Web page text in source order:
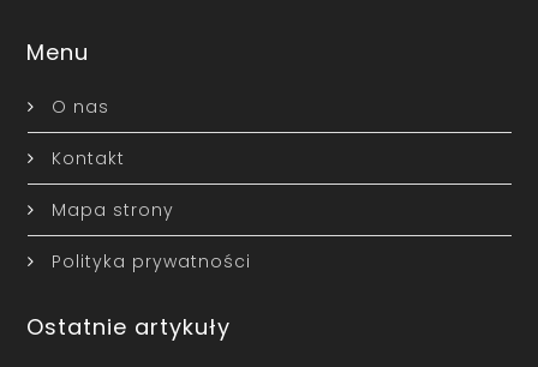
Menu
O nas
Kontakt
Mapa strony
Polityka prywatności
Ostatnie artykuły